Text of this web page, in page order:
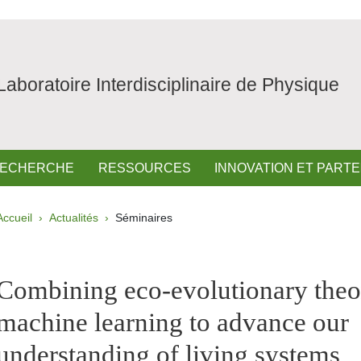
Interdisciplinaire de Physique
RESSOURCES INNOVATION ET
d'Ariane
Actualités Séminaires
Sidebareco-evolutionary
learning to advance our
of living systems